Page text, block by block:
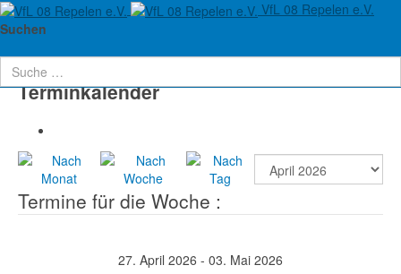
VfL 08 Repelen e.V.
Suchen
Aktuelle Seite:
Terminkalender
Termine für die Woche :
27. April 2026 - 03. Mai 2026